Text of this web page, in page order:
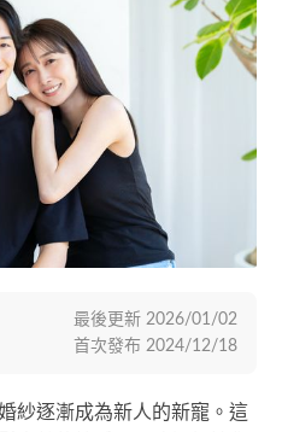
紗逐漸成為新人的新寵。這
最後更新 2026/01/02
首次發布 2024/12/18